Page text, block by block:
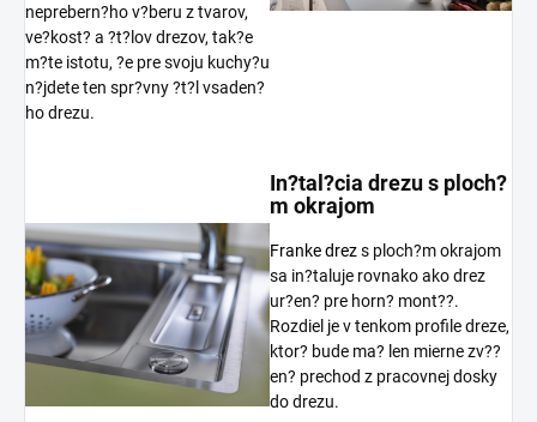
neprebern?ho v?beru z tvarov,
ve?kost? a ?t?lov drezov, tak?e
m?te istotu, ?e pre svoju kuchy?u
n?jdete ten spr?vny ?t?l vsaden?
ho drezu.
In?tal?cia drezu s ploch?
m okrajom
Franke drezs ploch?m okrajom
sa in?taluje rovnako ako drez
ur?en? pre horn? mont??.
Rozdiel je v tenkom profile dreze,
ktor? bude ma? len mierne zv??
en? prechod z pracovnej dosky
do drezu.